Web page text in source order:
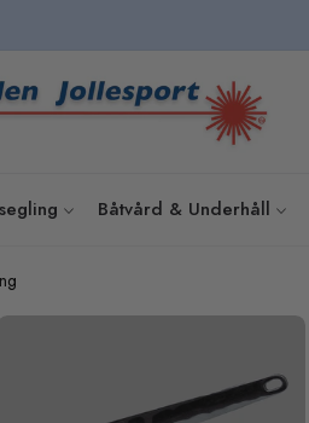
Båtvård & Underhåll